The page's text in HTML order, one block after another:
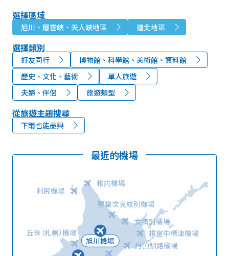
選擇區域
旭川、層雲峽、天人峽地區 道北地區
選擇類別
好友同行
博物館、科學館、美術館、資料館
歷史、文化、藝術
單人旅遊
夫婦、伴侶
旅遊類型
從旅遊主題搜尋
下雨也能盡興
最近的機場
丘珠（札幌）機場
旭川機場
稚内機場
利尻機場
鄂霍次克紋別機場
女滿別機場
根室中標津機場
丹頂釧路機場